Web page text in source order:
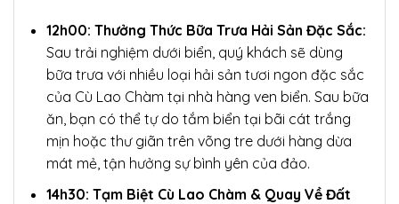
12h00: Thưởng Thức Bữa Trưa Hải Sản Đặc Sắc:
Sau trải nghiệm dưới biển, quý khách sẽ dùng
bữa trưa với nhiều loại hải sản tươi ngon đặc sắc
của Cù Lao Chàm tại nhà hàng ven biển. Sau bữa
ăn, bạn có thể tự do tắm biển tại bãi cát trắng
mịn hoặc thư giãn trên võng tre dưới hàng dừa
mát mẻ, tận hưởng sự bình yên của đảo.
14h30: Tạm Biệt Cù Lao Chàm & Quay Về Đất